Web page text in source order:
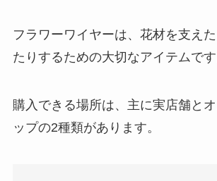
フラワーワイヤーは、花材を支え
たりするための大切なアイテムです
購入できる場所は、主に実店舗と
ップの2種類があります。